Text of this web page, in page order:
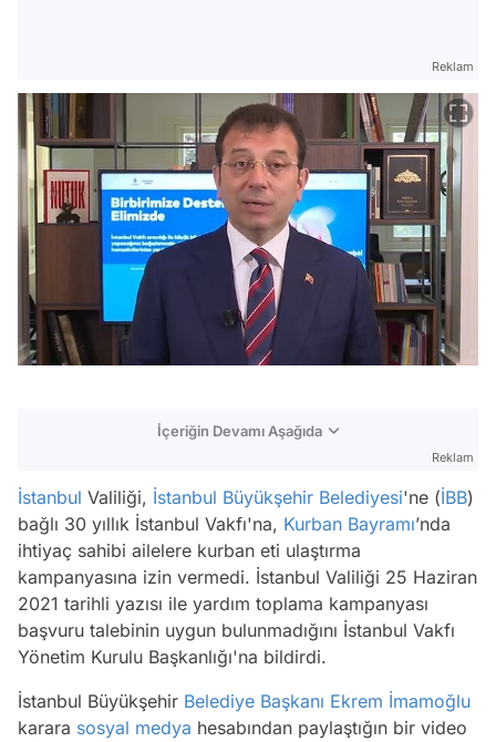
Reklam
İçeriğin Devamı Aşağıda
Reklam
İstanbul Valiliği, İstanbul Büyükşehir Belediyesi'ne (İBB)
bağlı 30 yıllık İstanbul Vakfı'na, Kurban Bayramı’nda
ihtiyaç sahibi ailelere kurban eti ulaştırma
kampanyasına izin vermedi. İstanbul Valiliği 25 Haziran
2021 tarihli yazısı ile yardım toplama kampanyası
başvuru talebinin uygun bulunmadığını İstanbul Vakfı
Yönetim Kurulu Başkanlığı'na bildirdi.
İstanbul Büyükşehir Belediye Başkanı Ekrem İmamoğlu
karara sosyal medya hesabından paylaştığın bir video